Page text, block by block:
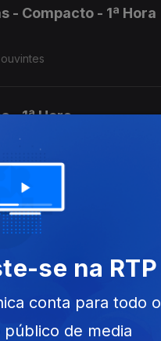
- Compacto - 1ª Hora
- 1ª Hora
ouvintes
- 2ª Hora
ouvintes
- 2ª Hora
se na RTP
conta para todo o
de media